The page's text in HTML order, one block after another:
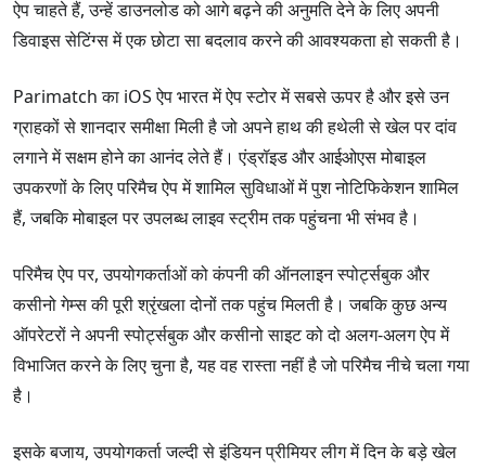
ऐप चाहते हैं, उन्हें डाउनलोड को आगे बढ़ने की अनुमति देने के लिए अपनी
डिवाइस सेटिंग्स में एक छोटा सा बदलाव करने की आवश्यकता हो सकती है।
Parimatch का iOS ऐप भारत में ऐप स्टोर में सबसे ऊपर है और इसे उन
ग्राहकों से शानदार समीक्षा मिली है जो अपने हाथ की हथेली से खेल पर दांव
लगाने में सक्षम होने का आनंद लेते हैं। एंड्रॉइड और आईओएस मोबाइल
उपकरणों के लिए परिमैच ऐप में शामिल सुविधाओं में पुश नोटिफिकेशन शामिल
हैं, जबकि मोबाइल पर उपलब्ध लाइव स्ट्रीम तक पहुंचना भी संभव है।
परिमैच ऐप पर, उपयोगकर्ताओं को कंपनी की ऑनलाइन स्पोर्ट्सबुक और
कसीनो गेम्स की पूरी श्रृंखला दोनों तक पहुंच मिलती है। जबकि कुछ अन्य
ऑपरेटरों ने अपनी स्पोर्ट्सबुक और कसीनो साइट को दो अलग-अलग ऐप में
विभाजित करने के लिए चुना है, यह वह रास्ता नहीं है जो परिमैच नीचे चला गया
है।
इसके बजाय, उपयोगकर्ता जल्दी से इंडियन प्रीमियर लीग में दिन के बड़े खेल